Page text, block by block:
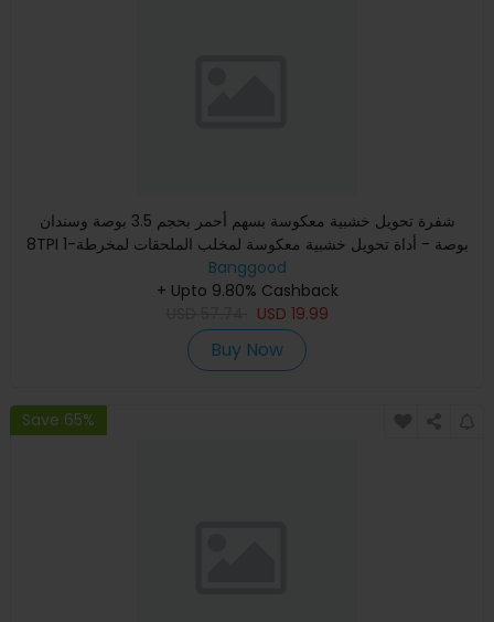
شفرة تحويل خشبية معكوسة بسهم أحمر بحجم 3.5 بوصة وسندان
8TPI 1-بوصة - أداة تحويل خشبية معكوسة لمخلب الملحقات لمخرطة
خشبية
Banggood
+ Upto 9.80% Cashback
USD 19.99
Buy Now
Save 65%